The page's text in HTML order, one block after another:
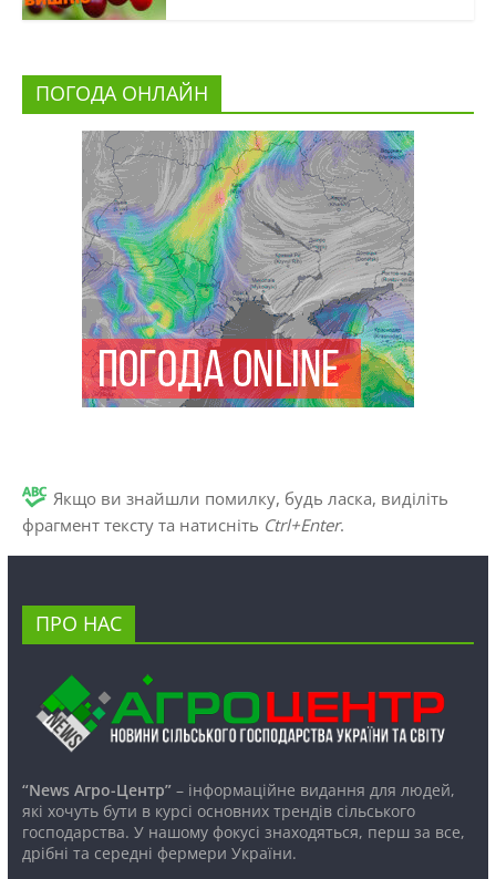
ПОГОДА ОНЛАЙН
Якщо ви знайшли помилку, будь ласка, виділіть
фрагмент тексту та натисніть Ctrl+Enter.
ПРО НАС
“News Агро-Центр”– інформаційне видання для людей,
які хочуть бути в курсі основних трендів сільського
господарства. У нашому фокусі знаходяться, перш за все,
дрібні та середні фермери України.